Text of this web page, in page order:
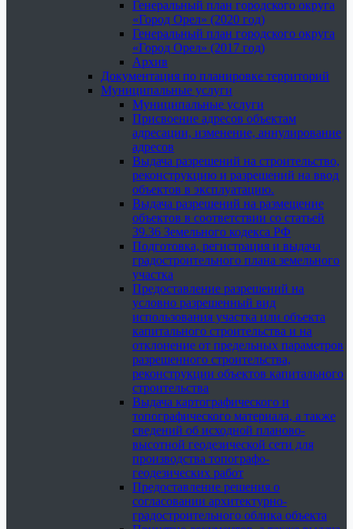
Генеральный план городского округа
«Город Орел» (2020 год)
Генеральный план городского округа
«Город Орел» (2017 год)
Архив
Документация по планировке территорий
Муниципальные услуги
Муниципальные услуги
Присвоение адресов объектам
адресации, изменение, аннулирование
адресов
Выдача разрешений на строительство,
реконструкцию и разрешений на ввод
объектов в эксплуатацию.
Выдача разрешений на размещение
объектов в соответствии со статьей
39.36 Земельного кодекса РФ
Подготовка, регистрация и выдача
градостроительного плана земельного
участка
Предоставление разрешений на
условно разрешенный вид
использования участка или объекта
капитального строительства и на
отклонение от предельных параметров
разрешенного строительства,
реконструкции объектов капитального
строительства
Выдача картографического и
топографического материала, а также
сведений об исходной планово-
высотной геодезической сети для
производства топографо-
геодезических работ
Предоставление решения о
согласовании архитектурно-
градостроительного облика объекта